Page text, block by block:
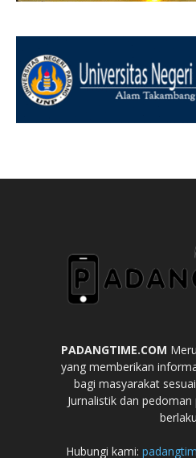
PADANGTIME.COM
yang memberikan
bagi masyarakat
Jurnalistik dan
Hubungi kami: